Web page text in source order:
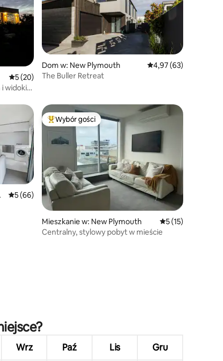
Średnia ocena: 5 na 5, liczba recenzji: 20
5 (20)
i widoki
Dom w: New Plymouth Średnia ocena: 4,97
4,97 (63)
The Buller Retreat
gości
Średnia ocena: 5 na 5, liczba recenzji: 66
5 (66)
Najpopularniejsze z kategorii Wybór gości
Wybór gości
Mieszkanie w: New Plymouth Średnia ocena: 5
5 (15)
Centralny, stylowy pobyt w mieście
Wrz Paź Lis Gru